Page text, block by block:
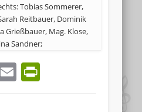
Tobias Sommerer,
Reitbauer, Dominik
Grießbauer, Mag. Klose,
Sandner;
Email